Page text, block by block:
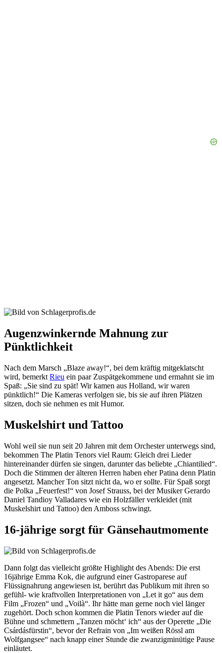
Augenzwinkernde Mahnung zur
Pünktlichkeit
Nach dem Marsch „Blaze away!“, bei dem kräftig mitgeklatscht
wird, bemerkt Rieu ein paar Zuspätgekommene und ermahnt sie im
Spaß: „Sie sind zu spät! Wir kamen aus Holland, wir waren
pünktlich!“ Die Kameras verfolgen sie, bis sie auf ihren Plätzen
sitzen, doch sie nehmen es mit Humor.
Muskelshirt und Tattoo
Wohl weil sie nun seit 20 Jahren mit dem Orchester unterwegs sind,
bekommen The Platin Tenors viel Raum: Gleich drei Lieder
hintereinander dürfen sie singen, darunter das beliebte „Chiantilied“.
Doch die Stimmen der älteren Herren haben eher Patina denn Platin
angesetzt. Mancher Ton sitzt nicht da, wo er sollte. Für Spaß sorgt
die Polka „Feuerfest!“ von Josef Strauss, bei der Musiker Gerardo
Daniel Tandioy Valladares wie ein Holzfäller verkleidet (mit
Muskelshirt und Tattoo) den Amboss schwingt.
16-jährige sorgt für Gänsehautmomente
Dann folgt das vielleicht größte Highlight des Abends: Die erst
16jährige Emma Kok, die aufgrund einer Gastroparese auf
Flüssignahrung angewiesen ist, berührt das Publikum mit ihren so
gefühl- wie kraftvollen Interpretationen von „Let it go“ aus dem
Film „Frozen“ und „Voilà“. Ihr hätte man gerne noch viel länger
zugehört. Doch schon kommen die Platin Tenors wieder auf die
Bühne und schmettern „Tanzen möcht‘ ich“ aus der Operette „Die
Csárdásfürstin“, bevor der Refrain von „Im weißen Rössl am
Wolfgangsee“ nach knapp einer Stunde die zwanzigminütige Pause
einläutet.